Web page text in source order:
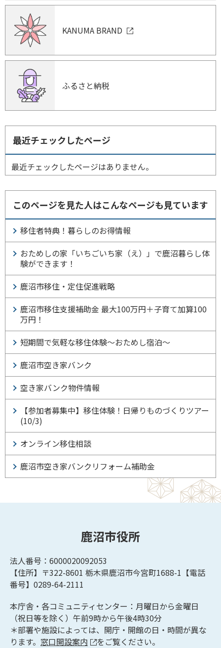
KANUMA BRAND
ふるさと納税
最近チェックしたページ
最近チェックしたページはありません。
このページを見た人はこんなページも見ています
移住者特典！暮らしのお得情報
おためしの家「いちごいち家（え）」で鹿沼暮らし体
験ができます！
鹿沼市移住・定住促進戦略
鹿沼市移住支援補助金 最大100万円＋子育て加算100
万円！
短期間で気軽な移住体験～おためし宿泊～
鹿沼市空き家バンク
空き家バンク物件情報
【参加者募集中】移住体験！日帰りものづくりツアー
(10/3)
オンライン移住相談
鹿沼市空き家バンクリフォーム補助金
鹿沼市役所
法人番号：6000020092053
【住所】〒322-8601 栃木県鹿沼市今宮町1688-1【電話
番号】0289-64-2111
本庁舎・各コミュニティセンター：月曜日から金曜日
（祝日等を除く）午前9時から午後4時30分
＊部署や施設によっては、開庁・開館の日・時間が異な
ります。 窓口開設案内 をご覧ください。